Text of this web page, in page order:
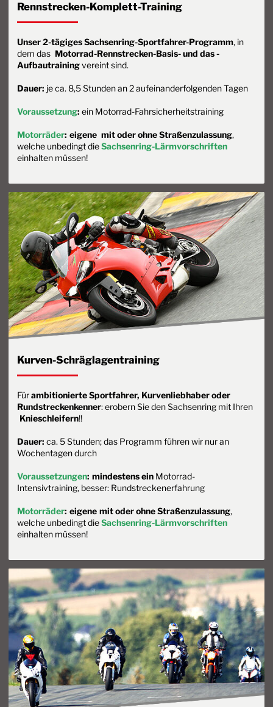
Rennstrecken-Komplett-Training
Unser 2-tägiges Sachsenring-Sportfahrer-Programm, in
dem das Motorrad-Rennstrecken-Basis- und das -
Aufbautrainingvereint sind.
Dauer: je ca. 8,5 Stunden an 2 aufeinanderfolgenden Tagen
Voraussetzung: ein Motorrad-Fahrsicherheitstraining
Motorräder: eigene mit oder ohne Straßenzulassung,
welche unbedingt dieSachsenring-Lärmvorschriften
einhalten müssen!
Kurven-Schräglagentraining
Fürambitionierte Sportfahrer, Kurvenliebhaber oder
Rundstreckenkenner: erobern Sie den Sachsenring mit Ihren
Knieschleifern!!
Dauer: ca. 5 Stunden; das Programm führen wir nur an
Wochentagen durch
Voraussetzungen: mindestens ein Motorrad-
Intensivtraining, besser: Rundstreckenerfahrung
Motorräder: eigene mit oder ohne Straßenzulassung,
welche unbedingt dieSachsenring-Lärmvorschriften
einhalten müssen!